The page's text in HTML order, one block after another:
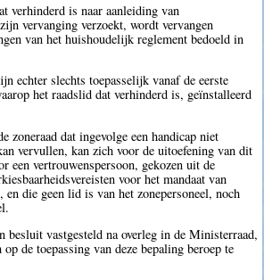
verhinderd is naar aanleiding van
vervanging verzoekt, wordt vervangen
van het huishoudelijk reglement bedoeld in
echter slechts toepasselijk vanaf de eerste
het raadslid dat verhinderd is, geïnstalleerd
zoneraad dat ingevolge een handicap niet
vervullen, kan zich voor de uitoefening van dit
een vertrouwenspersoon, gekozen uit de
voor het mandaat van
en die geen lid is van het zonepersoneel, noch
besluit vastgesteld na overleg in de Ministerraad,
de toepassing van deze bepaling beroep te